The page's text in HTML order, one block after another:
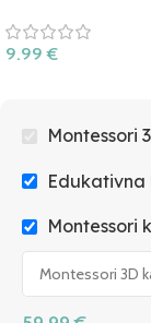
9.99€
Montessori
Edukativna
Montessori